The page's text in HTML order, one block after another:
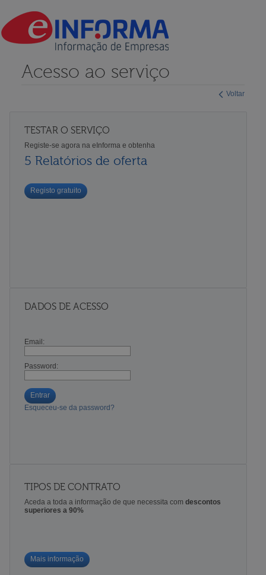
Voltar
Acesso ao serviço
TESTAR O SERVIÇO
Registe-se agora na eInforma e obtenha
5 Relatórios de oferta
Registo gratuito
DADOS DE ACESSO
Email:
Password:
Entrar
Esqueceu-se da password?
TIPOS DE CONTRATO
Aceda a toda a informação de que necessita com descontos
superiores a 90%
Mais informação